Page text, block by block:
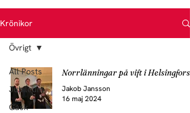
Krönikor
All Posts
Jubileum
Gask
Övrigt
Norrlänningar på vift i Helsingfors
Jakob Jansson
16 maj 2024